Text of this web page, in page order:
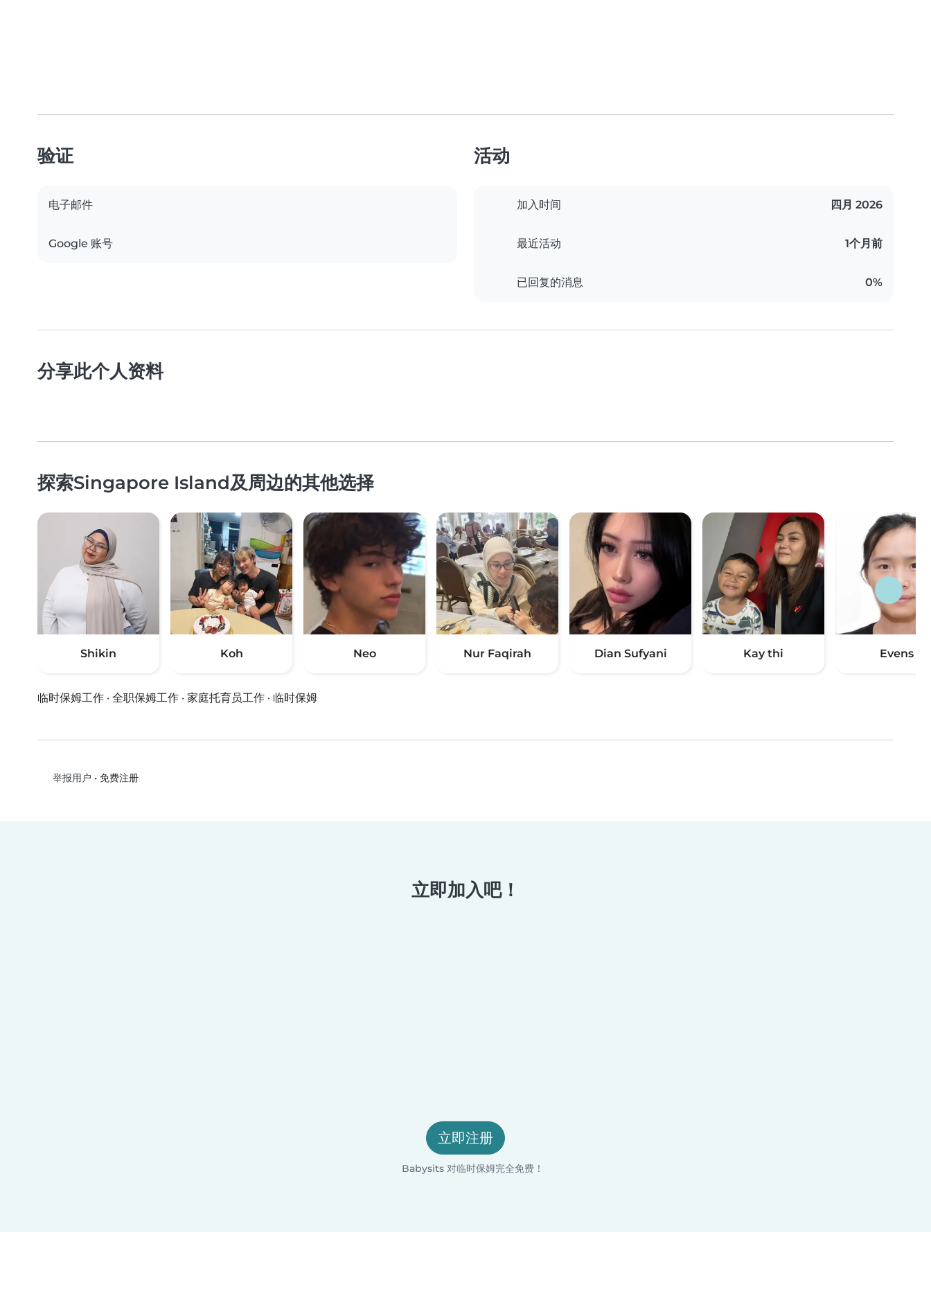
验证
电子邮件
Google 账号
活动
加入时间 四月 2026
最近活动 1个月前
已回复的消息 0%
分享此个人资料
探索Singapore Island及周边的其他选择
Shikin Koh Neo Nur Faqirah Dian Sufyani Kay thi Evens
临时保姆工作 · 全职保姆工作 · 家庭托育员工作 · 临时保姆
举报用户 • 免费注册
立即加入吧！
立即注册
Babysits 对临时保姆完全免费！